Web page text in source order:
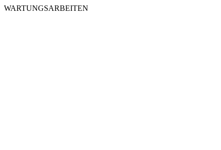
WARTUNGSARBEITEN